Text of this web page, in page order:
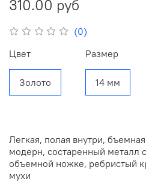
(0)
310.00 руб
Цвет
Золото
Размер
14 мм
Легкая, полая внутри,
модерн, состаренный металл
объемной ножке, ребристый
мухи